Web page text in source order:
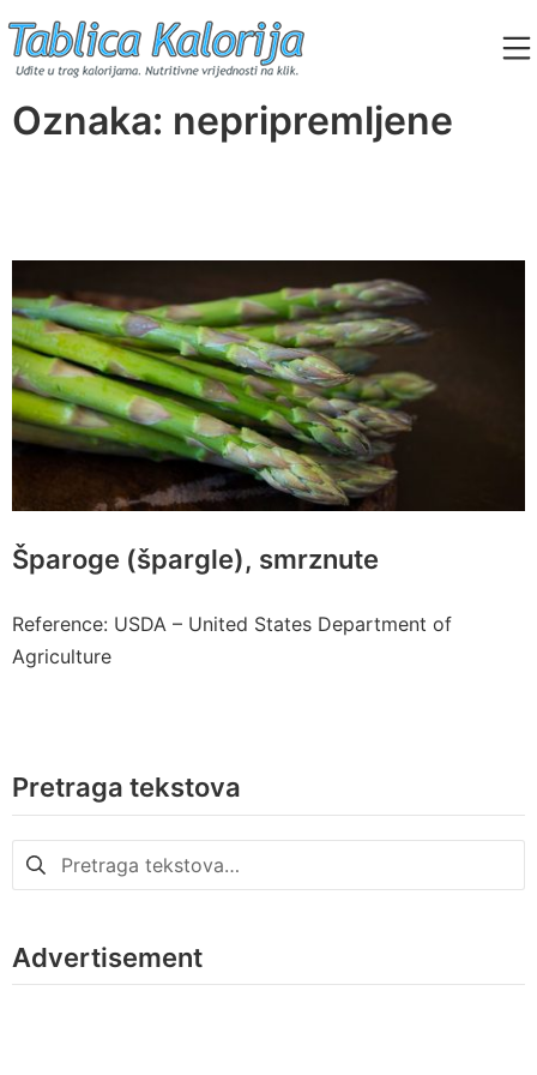
to
content
Tablica Kalorija
Oznaka: nepripremljene
Šparoge (špargle), smrznute
Reference: USDA – United States Department of
Agriculture
Pretraga tekstova
Pretraga
za:
Advertisement